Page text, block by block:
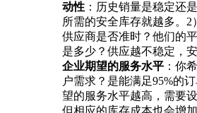
动性 ：历史销量是稳定还
所需的安全库存就越多。2）
供应商是否准时？他们的
是多少？供应越不稳定，
企业期望的服务水平 ：你
户需求？是能满足95%的
望的服务水平越高，需要